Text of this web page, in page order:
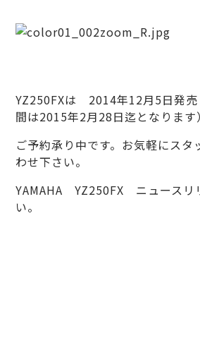
YZ250FXは 2014年12月5日発
間は2015年2月28日迄となります）
ご予約承り中です。お気軽にスタ
わせ下さい。
YAMAHA YZ250FX ニュースリ
い。